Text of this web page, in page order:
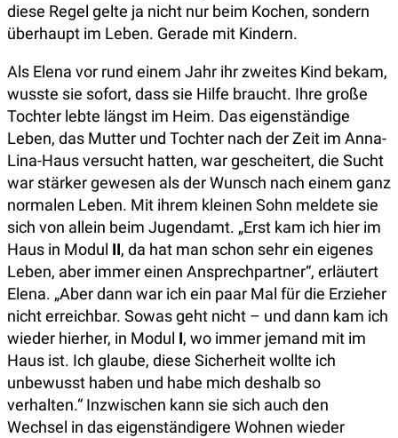
diese Regel gelte ja nicht nur beim Kochen, sondern
überhaupt im Leben. Gerade mit Kindern.
Als Elena vor rund einem Jahr ihr zweites Kind bekam,
wusste sie sofort, dass sie Hilfe braucht. Ihre große
Tochter lebte längst im Heim. Das eigenständige
Leben, das Mutter und Tochter nach der Zeit im Anna-
Lina-Haus versucht hatten, war gescheitert, die Sucht
war stärker gewesen als der Wunsch nach einem ganz
normalen Leben. Mit ihrem kleinen Sohn meldete sie
sich von allein beim Jugendamt. „Erst kam ich hier im
Haus in Modul II, da hat man schon sehr ein eigenes
Leben, aber immer einen Ansprechpartner“, erläutert
Elena. „Aber dann war ich ein paar Mal für die Erzieher
nicht erreichbar. Sowas geht nicht – und dann kam ich
wieder hierher, in Modul I, wo immer jemand mit im
Haus ist. Ich glaube, diese Sicherheit wollte ich
unbewusst haben und habe mich deshalb so
verhalten.“ Inzwischen kann sie sich auch den
Wechsel in das eigenständigere Wohnen wieder